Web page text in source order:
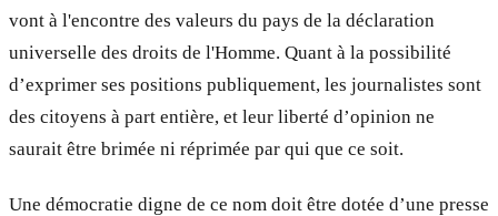
vont à l'encontre des valeurs du pays de la déclaration
universelle des droits de l'Homme. Quant à la possibilité
d’exprimer ses positions publiquement, les journalistes sont
des citoyens à part entière, et leur liberté d’opinion ne
saurait être brimée ni réprimée par qui que ce soit.
Une démocratie digne de ce nom doit être dotée d’une presse